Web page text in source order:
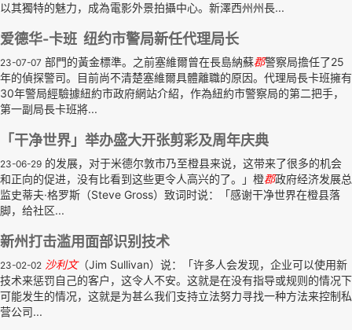
以其獨特的魅力，成為電影外景拍攝中心。新澤西州州長...
爱德华-卡班 纽约市警局新任代理局长
23-07-07 部門的黃金標準。之前塞維爾曾在長島納蘇郡警察局擔任了25
年的偵探警司。目前尚不清楚塞維爾具體離職的原因。代理局長卡班擁有
30年警局經驗據紐約市政府網站介紹，作為紐約市警察局的第二把手，
第一副局長卡班將...
「干净世界」举办盛大开张剪彩及周年庆典
23-06-29 的发展，对于米德尔敦市乃至橙县来说，这带来了很多的机会
和正向的促进，没有比看到这些更令人高兴的了。」橙郡政府经济发展总
监史蒂夫·格罗斯（Steve Gross）致词时说：「感谢干净世界在橙县落
脚，给社区...
新州打击滥用面部识别技术
23-02-02 沙利文（Jim Sullivan）说：「许多人会发现，企业可以使用新
技术来惩罚自己的客户，这令人不安。这就是在没有指导或规则的情况下
可能发生的情况，这就是为甚么我们支持立法努力寻找一种方法来控制私
营公司...